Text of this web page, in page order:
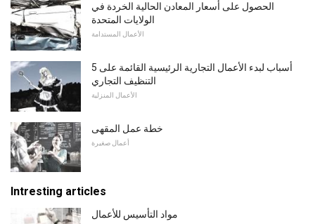
الحصول على أسعار المعادن الحالية الخردة في
الولايات المتحدة
الأعمال المستدامة
5 أسباب لبدء الأعمال التجارية الرئيسية القائمة على
التنظيف التجاري
الأعمال المنزلية
خطة عمل المقهى
أعمال صغيرة
Intresting articles
مواد التأسيس للأعمال